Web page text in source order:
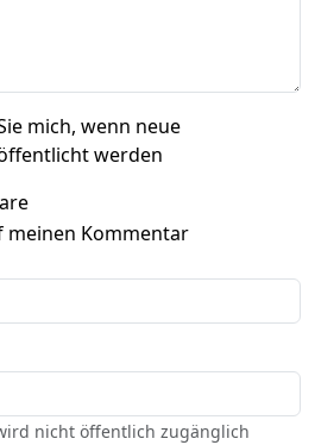
mich, wenn neue
werden
Kommentar
nicht öffentlich zugänglich